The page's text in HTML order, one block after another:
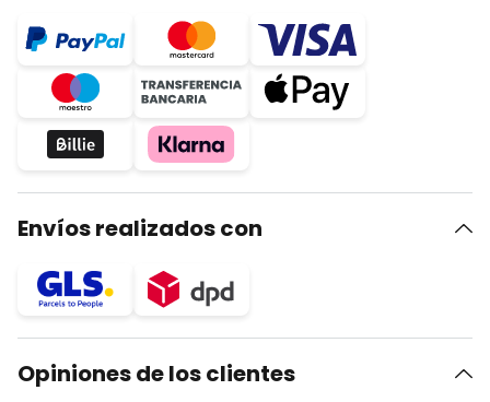
Envíos realizados con
Opiniones de los clientes